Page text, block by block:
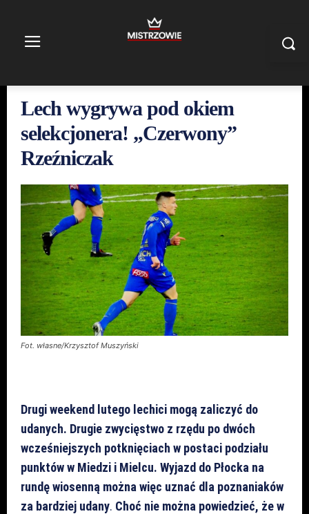
Lech wygrywa pod okiem
selekcjonera! „Czerwony”
Rzeźniczak
Fot. własne/Krzysztof Muszyński
Drugi weekend lutego lechici mogą zaliczyć do
udanych. Drugie zwycięstwo z rzędu po dwóch
wcześniejszych potknięciach w postaci podziału
punktów w Miedzi i Mielcu. Wyjazd do Płocka na
rundę wiosenną można więc uznać dla poznaniaków
za bardziej udany. Choć nie można powiedzieć, że w